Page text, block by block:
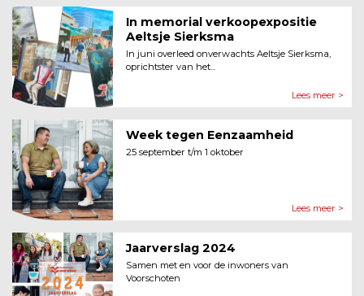
In memorial verkoopexpositie
Aeltsje Sierksma
In juni overleed onverwachts Aeltsje Sierksma,
oprichtster van het...
Lees meer >
Week tegen Eenzaamheid
25 september t/m 1 oktober
Lees meer >
Jaarverslag 2024
Samen met en voor de inwoners van
Voorschoten